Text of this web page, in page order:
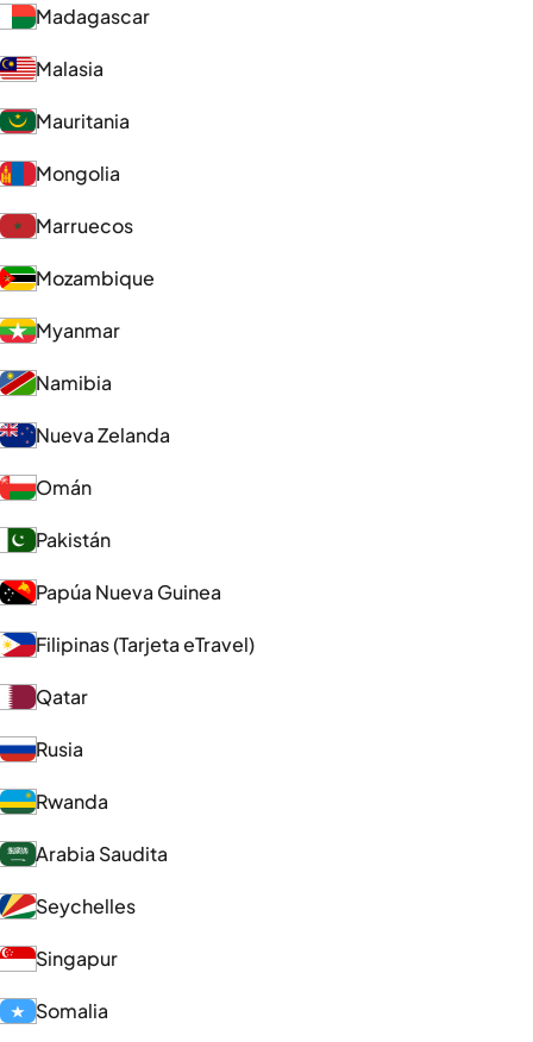
Madagascar
Malasia
Mauritania
Mongolia
Marruecos
Mozambique
Myanmar
Namibia
Nueva Zelanda
Omán
Pakistán
Papúa Nueva Guinea
Filipinas (Tarjeta eTravel)
Qatar
Rusia
Rwanda
Arabia Saudita
Seychelles
Singapur
Somalia